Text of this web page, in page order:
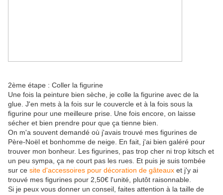
2ème étape : Coller la figurine
Une fois la peinture bien sèche, je colle la figurine avec de la
glue. J'en mets à la fois sur le couvercle et à la fois sous la
figurine pour une meilleure prise. Une fois encore, on laisse
sécher et bien prendre pour que ça tienne bien.
On m'a souvent demandé où j'avais trouvé mes figurines de
Père-Noël et bonhomme de neige. En fait, j'ai bien galéré pour
trouver mon bonheur. Les figurines, pas trop cher ni trop kitsch et
un peu sympa, ça ne court pas les rues. Et puis je suis tombée
sur ce site d'accessoires pour décoration de gâteaux et j'y ai
trouvé mes figurines pour 2,50€ l'unité, plutôt raisonnable.
Si je peux vous donner un conseil, faites attention à la taille de